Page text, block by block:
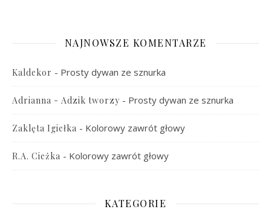
NAJNOWSZE KOMENTARZE
Kaldekor - Prosty dywan ze sznurka
Adrianna - Adzik tworzy - Prosty dywan ze sznurka
Zaklęta Igiełka - Kolorowy zawrót głowy
R.A. Cieżka - Kolorowy zawrót głowy
KATEGORIE